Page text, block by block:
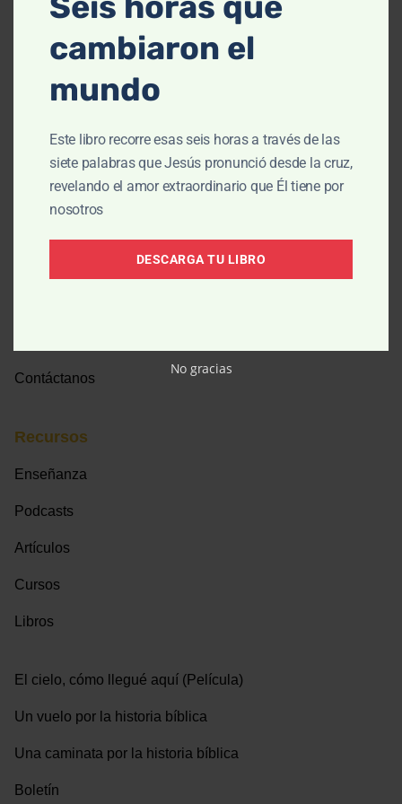
P.O. Box 3454
Barrington, IL 60011
Contáctanos
Contáctanos
Recursos
Enseñanza
Podcasts
Artículos
Cursos
Libros
El cielo, cómo llegué aquí (Película)
Un vuelo por la historia bíblica
Una caminata por la historia bíblica
Boletín
cambiaron el
mundo
Este libro recorre esas seis horas a través de las
siete palabras que Jesús pronunció desde la cruz,
revelando el amor extraordinario que Él tiene por
nosotros
DESCARGA TU LIBRO
No gracias